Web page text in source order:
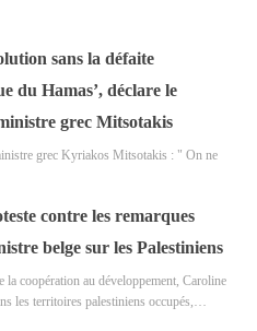
sans la défaite
du Hamas’, déclare le
grec Mitsotakis
grec Kyriakos Mitsotakis : " On ne
contre les remarques
belge sur les Palestiniens
la coopération au développement, Caroline
les territoires palestiniens occupés,…